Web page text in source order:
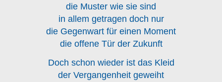
die Muster wie sie sind
in allem getragen doch nur
die Gegenwart für einen Moment
die offene Tür der Zukunft
Doch schon wieder ist das Kleid
der Vergangenheit geweiht